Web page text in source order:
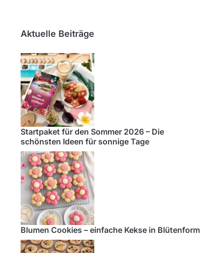
Aktuelle Beiträge
Startpaket für den Sommer 2026 – Die
schönsten Ideen für sonnige Tage
Blumen Cookies – einfache Kekse in Blütenform